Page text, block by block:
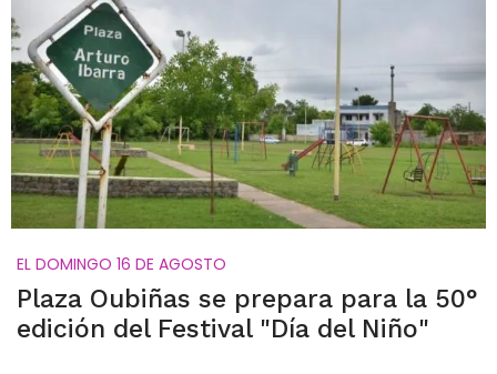
EL DOMINGO 16 DE AGOSTO
Plaza Oubiñas se prepara para la 50°
edición del Festival "Día del Niño"